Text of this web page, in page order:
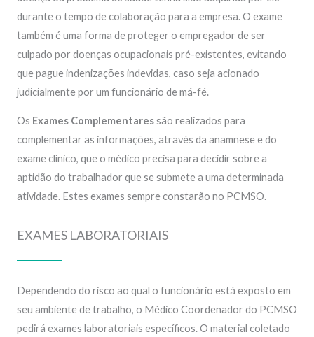
durante o tempo de colaboração para a empresa. O exame
também é uma forma de proteger o empregador de ser
culpado por doenças ocupacionais pré-existentes, evitando
que pague indenizações indevidas, caso seja acionado
judicialmente por um funcionário de má-fé.
Os Exames Complementaressão realizados para
complementar as informações, através da anamnese e do
exame clínico, que o médico precisa para decidir sobre a
aptidão do trabalhador que se submete a uma determinada
atividade. Estes exames sempre constarão no PCMSO.
EXAMES LABORATORIAIS
Dependendo do risco ao qual o funcionário está exposto em
seu ambiente de trabalho, o Médico Coordenador do PCMSO
pedirá exames laboratoriais específicos. O material coletado